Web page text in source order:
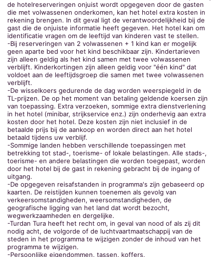
de hotelreserveringen onjuist wordt opgegeven door de gasten
die met volwassenen onderkomen, kan het hotel extra kosten in
rekening brengen. In dit geval ligt de verantwoordelijkheid bij de
gast die de onjuiste informatie heeft gegeven. Het hotel kan om
identificatie vragen om de leeftijd van kinderen vast te stellen.
-Bij reserveringen van 2 volwassenen + 1 kind kan er mogelijk
geen aparte bed voor het kind beschikbaar zijn. Kindertarieven
zijn alleen geldig als het kind samen met twee volwassenen
verblijft. Kinderkortingen zijn alleen geldig voor "één kind" dat
voldoet aan de leeftijdsgroep die samen met twee volwassenen
verblijft.
-De wisselkoers gedurende de dag worden weerspiegeld in de
TL-prijzen. De op het moment van betaling geldende koersen zijn
van toepassing. Extra verzoeken, sommige extra dienstverlening
in het hotel (minibar, strijkservice enz.) zijn onderhevig aan extra
kosten door het hotel. Deze kosten zijn niet inclusief in de
betaalde prijs bij de aankoop en worden direct aan het hotel
betaald tijdens uw verblijf.
-Sommige landen hebben verschillende toepassingen met
betrekking tot stad-, toerisme- of lokale belastingen. Alle stads-,
toerisme- en andere belastingen die worden toegepast, worden
door het hotel bij de gast in rekening gebracht bij de ingang of
uitgang.
-De opgegeven reisafstanden in programma's zijn gebaseerd op
kaarten. De reistijden kunnen toenemen als gevolg van
verkeersomstandigheden, weersomstandigheden, de
geografische ligging van het land dat wordt bezocht,
wegwerkzaamheden en dergelijke.
-Turdan Tura heeft het recht om, in geval van nood of als zij dit
nodig acht, de volgorde of de luchtvaartmaatschappij van de
steden in het programma te wijzigen zonder de inhoud van het
programma te wijzigen.
-Persoonlijke eigendommen, tassen, koffers,